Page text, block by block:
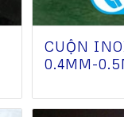
CUỘN
0.4MM-